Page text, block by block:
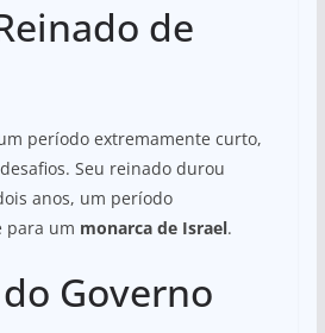
de
período extremamente curto,
Seu reinado durou
anos, um período
para um monarca de Israel.
Governo